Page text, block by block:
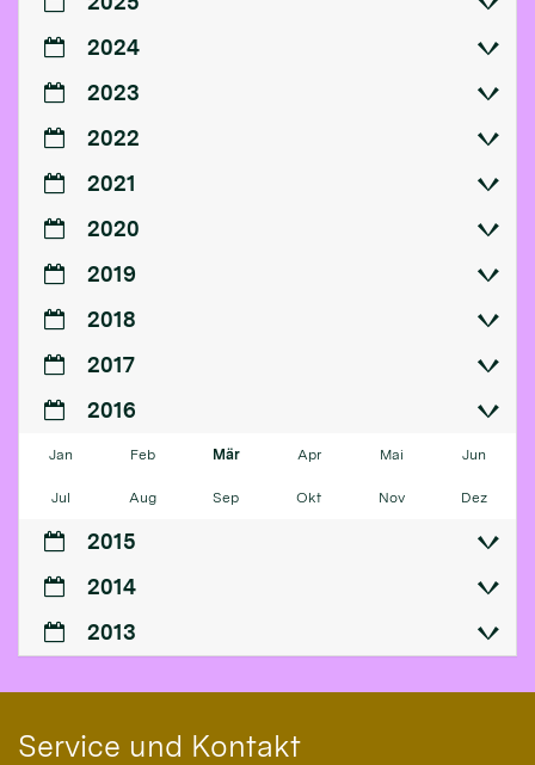
2024
2023
2022
2021
2020
2019
2018
2017
2016
Jan Feb Mär Apr Mai Jun
Jul Aug Sep Okt Nov Dez
2015
2014
2013
Service und Kontakt